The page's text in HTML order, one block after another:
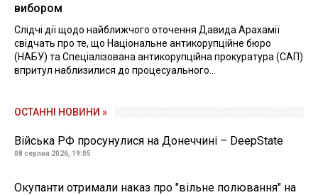
вибором
Слідчі дії щодо найближчого оточення Давида Арахамії
свідчать про те, що Національне антикорупційне бюро
(НАБУ) та Спеціалізована антикорупційна прокуратура (САП)
впритул наблизилися до процесуального...
ОСТАННІ НОВИНИ »
Війська РФ просунулися на Донеччині – DeepState
08 серпня 2026, 19:05
Окупанти отримали наказ про "вільне полювання" на